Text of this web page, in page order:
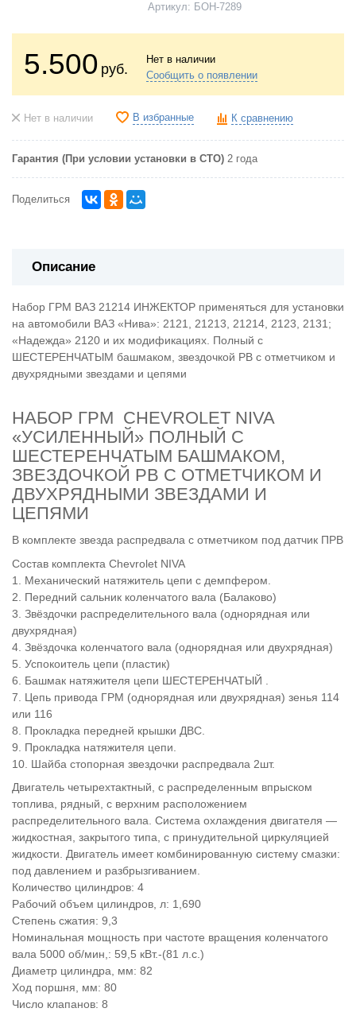
Артикул: БОН-7289
5.500 руб.
Нет в наличии
Сообщить о появлении
Нет в наличии В избранные К сравнению
Гарантия (При условии установки в СТО) 2 года
Поделиться
Описание
Набор ГРМ ВАЗ 21214 ИНЖЕКТОР применяться для установки
на автомобили ВАЗ «Нива»: 2121, 21213, 21214, 2123, 2131;
«Надежда» 2120 и их модификациях. Полный с
ШЕСТЕРЕНЧАТЫМ башмаком, звездочкой РВ с отметчиком и
двухрядными звездами и цепями
НАБОР ГРМ CHEVROLET NIVA
«УСИЛЕННЫЙ» ПОЛНЫЙ С
ШЕСТЕРЕНЧАТЫМ БАШМАКОМ,
ЗВЕЗДОЧКОЙ РВ С ОТМЕТЧИКОМ И
ДВУХРЯДНЫМИ ЗВЕЗДАМИ И
ЦЕПЯМИ
В комплекте звезда распредвала с отметчиком под датчик ПРВ
Состав комплекта Chevrolet NIVA
1. Механический натяжитель цепи с демпфером.
2. Передний сальник коленчатого вала (Балаково)
3. Звёздочки распределительного вала (однорядная или
двухрядная)
4. Звёздочка коленчатого вала (однорядная или двухрядная)
5. Успокоитель цепи (пластик)
6. Башмак натяжителя цепи ШЕСТЕРЕНЧАТЫЙ .
7. Цепь привода ГРМ (однорядная или двухрядная) зенья 114
или 116
8. Прокладка передней крышки ДВС.
9. Прокладка натяжителя цепи.
10. Шайба стопорная звездочки распредвала 2шт.
Двигатель четырехтактный, с распределенным впрыском
топлива, рядный, с верхним расположением
распределительного вала. Система охлаждения двигателя —
жидкостная, закрытого типа, с принудительной циркуляцией
жидкости. Двигатель имеет комбинированную систему смазки:
под давлением и разбрызгиванием.
Количество цилиндров: 4
Рабочий объем цилиндров, л: 1,690
Степень сжатия: 9,3
Номинальная мощность при частоте вращения коленчатого
вала 5000 об/мин,: 59,5 кВт.-(81 л.с.)
Диаметр цилиндра, мм: 82
Ход поршня, мм: 80
Число клапанов: 8